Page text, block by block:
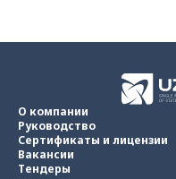
О компании
Руководство
Сертификаты и лицензии
Вакансии
Тендеры